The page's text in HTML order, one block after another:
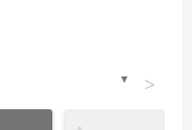
▼ >